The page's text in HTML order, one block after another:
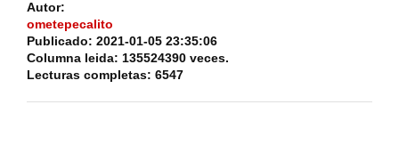
Autor:
ometepecalito
Publicado: 2021-01-05 23:35:06
Columna leida: 135524390 veces.
Lecturas completas: 6547